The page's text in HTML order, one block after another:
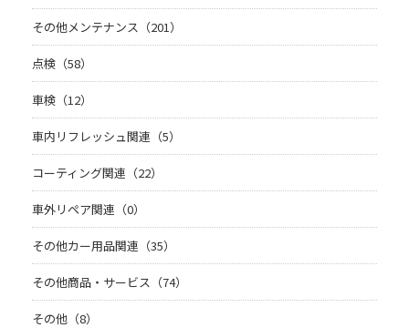
その他メンテナンス（201）
点検（58）
車検（12）
車内リフレッシュ関連（5）
コーティング関連（22）
車外リペア関連（0）
その他カー用品関連（35）
その他商品・サービス（74）
その他（8）